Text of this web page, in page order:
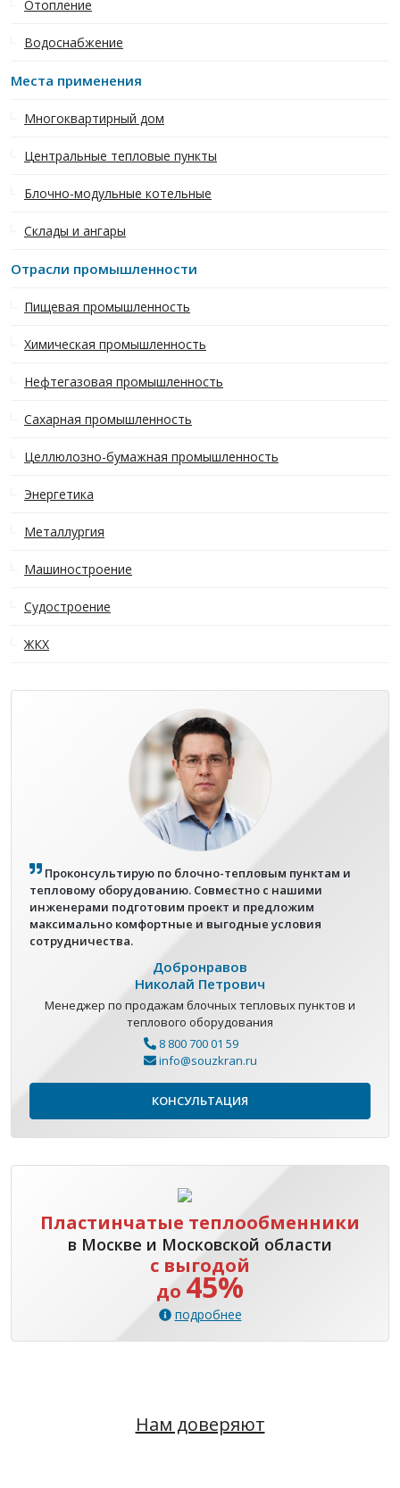
Отопление
Водоснабжение
Места применения
Многоквартирный дом
Центральные тепловые пункты
Блочно-модульные котельные
Склады и ангары
Отрасли промышленности
Пищевая промышленность
Химическая промышленность
Нефтегазовая промышленность
Сахарная промышленность
Целлюлозно-бумажная промышленность
Энергетика
Металлургия
Машиностроение
Судостроение
ЖКХ
Проконсультирую по блочно-тепловым пунктам и
тепловому оборудованию. Совместно с нашими
инженерами подготовим проект и предложим
максимально комфортные и выгодные условия
сотрудничества.
Добронравов
Николай Петрович
Менеджер по продажам блочных тепловых пунктов и
теплового оборудования
8 800 700 01 59
info@souzkran.ru
КОНСУЛЬТАЦИЯ
Пластинчатые теплообменники
в Москве и Московской области
с выгодой
до 45%
подробнее
Нам доверяют